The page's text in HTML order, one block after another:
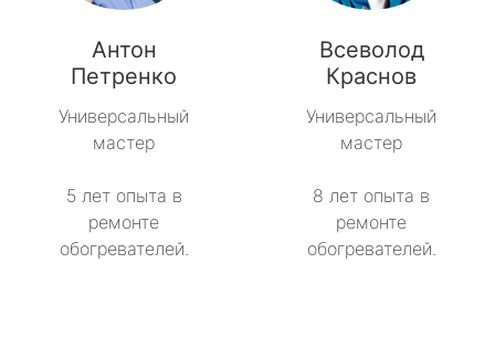
Антон
Петренко
Универсальный
мастер
5 лет опыта в
ремонте
обогревателей.
Всеволод
Краснов
Универсальный
мастер
8 лет опыта в
ремонте
обогревателей.